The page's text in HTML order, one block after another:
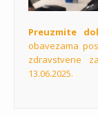
Preuzmite
obavezama
zdravstvene
13.06.2025.